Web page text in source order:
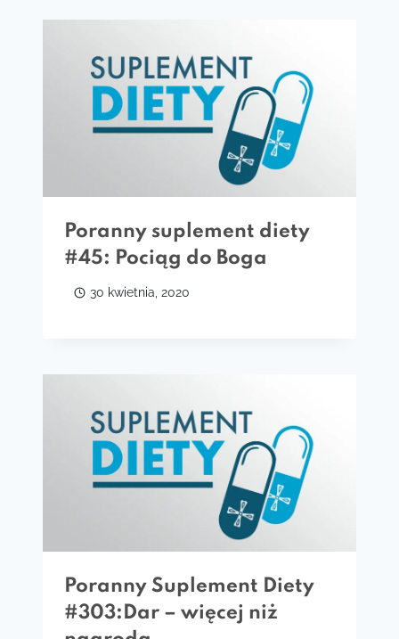
Poranny suplement diety
#45: Pociąg do Boga
30 kwietnia, 2020
Poranny Suplement Diety
#303:Dar – więcej niż